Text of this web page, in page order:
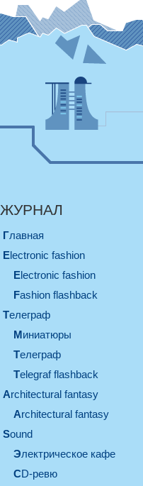
ЖУРНАЛ
Главная
electronic fashion
electronic fashion
Fashion flashback
телеграф
миниатюры
телеграф
Telegraf flashback
architectural fantasy
architectural fantasy
sound
электрическое кафе
CD-ревю